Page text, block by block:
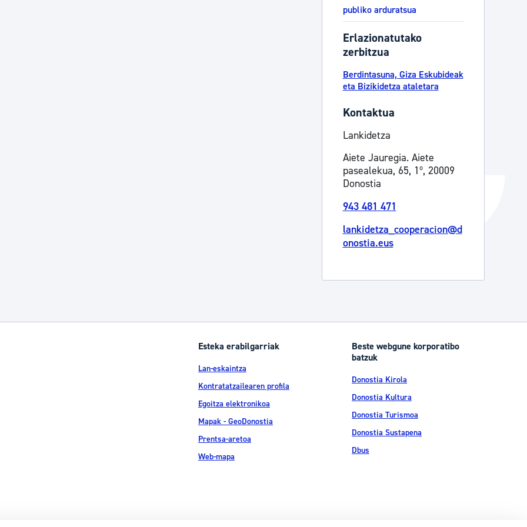
Izapideen katalogoa
publiko arduratsua
Erlazionatutako
zerbitzua
Berdintasuna, Giza Eskubideak
eta Bizikidetza ataletara
Kontaktua
Lankidetza
Aiete Jauregia. Aiete
pasealekua, 65, 1º, 20009
Donostia
943 481 471
lankidetza_cooperacion@d
onostia.eus
Esteka erabilgarriak
Lan-eskaintza
Kontratatzailearen profila
Egoitza elektronikoa
Mapak - GeoDonostia
Prentsa-aretoa
Web-mapa
Beste webgune korporatibo
batzuk
Donostia Kirola
Donostia Kultura
Donostia Turismoa
Donostia Sustapena
Dbus